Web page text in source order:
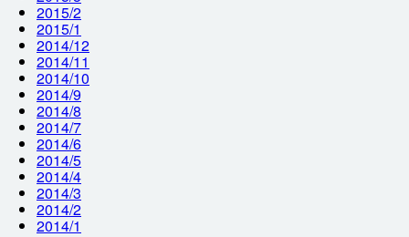
2015/2
2015/1
2014/12
2014/11
2014/10
2014/9
2014/8
2014/7
2014/6
2014/5
2014/4
2014/3
2014/2
2014/1